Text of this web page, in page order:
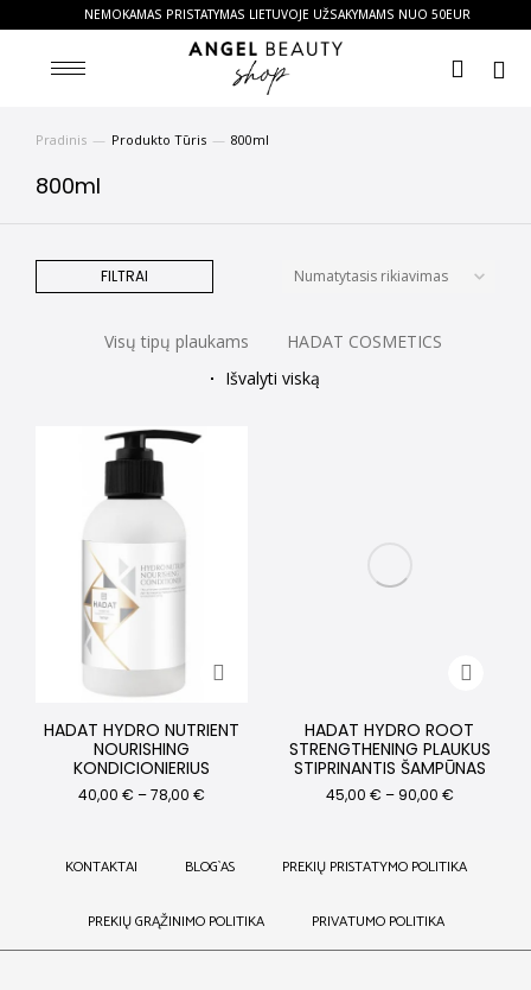
NEMOKAMAS PRISTATYMAS LIETUVOJE UŽSAKYMAMS NUO 50EUR
You are here:
Pradinis Produkto Tūris 800ml
800ml
FILTRAI
Visų tipų plaukams
HADAT COSMETICS
Išvalyti viską
HADAT HYDRO NUTRIENT
NOURISHING
KONDICIONIERIUS
40,00 € –78,00 €
HADAT HYDRO ROOT
STRENGTHENING PLAUKUS
STIPRINANTIS ŠAMPŪNAS
45,00 € – 90,00 €
KONTAKTAI BLOG`AS PREKIŲ PRISTATYMO POLITIKA
PREKIŲ GRĄŽINIMO POLITIKA PRIVATUMO POLITIKA